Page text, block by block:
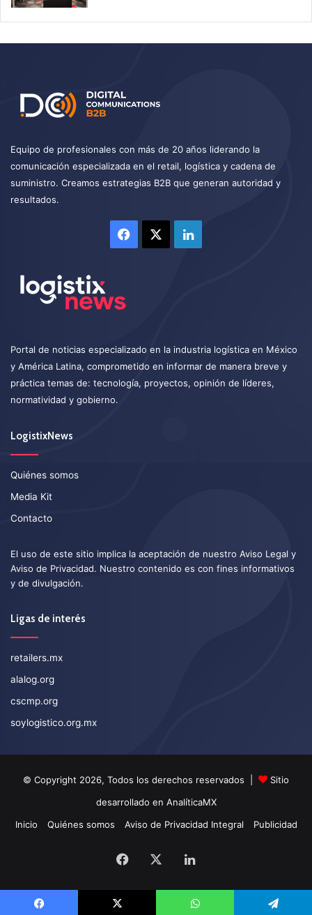
Equipo de profesionales con más de 20 años liderando la
comunicación especializada en el retail, logística y cadena de
suministro. Creamos estrategias B2B que generan autoridad y
resultados.
Facebook LinkedIn
Portal de noticias especializado en la industria logística en México
y América Latina, comprometido en informar de manera breve y
práctica temas de: tecnología, proyectos, opinión de líderes,
normatividad y gobierno.
LogistixNews
Quiénes somos
Media Kit
Contacto
El uso de este sitio implica la aceptación de nuestro Aviso Legal y
Aviso de Privacidad. Nuestro contenido es con fines informativos
y de divulgación.
Ligas de interés
retailers.mx
alalog.org
cscmp.org
soylogistico.org.mx
© Copyright 2026, Todos los derechos reservados |
Sitio
desarrollado en AnalíticaMX
Inicio
Quiénes somos Aviso de Privacidad Integral Publicidad
Facebook LinkedIn